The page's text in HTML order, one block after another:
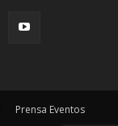
Prensa Eventos